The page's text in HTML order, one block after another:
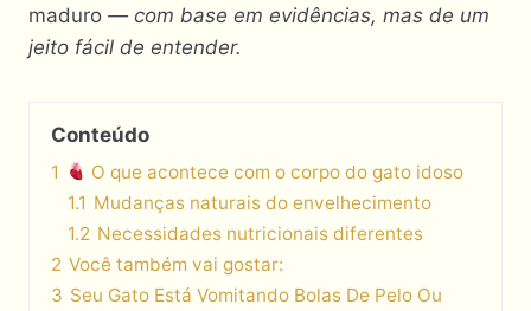
maduro — com base em evidências, mas de um
jeito fácil de entender.
Conteúdo
1
O que acontece com o corpo do gato idoso
1.1 Mudanças naturais do envelhecimento
1.2 Necessidades nutricionais diferentes
2 Você também vai gostar:
3 Seu Gato Está Vomitando Bolas De Pelo Ou